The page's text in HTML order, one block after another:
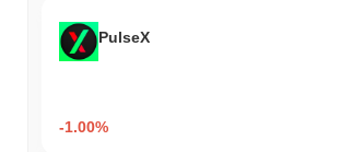
PulseX
-1.00%